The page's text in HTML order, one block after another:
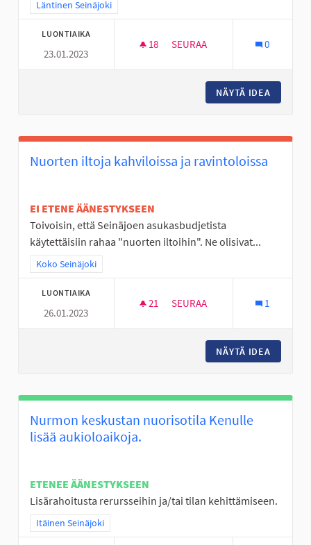
Rajaa tulokset teeman mukaan: Läntinen Seinäjoki
Läntinen Seinäjoki
LUONTIAIKA
23.01.2023
18 18 SEURAAJAA
SEURAA 0
NÄYTÄ IDEA
Nuorten iltoja kahviloissa ja ravintoloissa
EI ETENE ÄÄNESTYKSEEN
Toivoisin, että Seinäjoen asukasbudjetista
käytettäisiin rahaa "nuorten iltoihin". Ne olisivat...
Rajaa tulokset teeman mukaan: Koko Seinäjoki
Koko Seinäjoki
LUONTIAIKA
26.01.2023
21 21 SEURAAJAA
SEURAA 1
NÄYTÄ IDEA
Nurmon keskustan nuorisotila Kenulle
lisää aukioloaikoja.
ETENEE ÄÄNESTYKSEEN
Lisärahoitusta rerursseihin ja/tai tilan kehittämiseen.
Rajaa tulokset teeman mukaan: Itäinen Seinäjoki
Itäinen Seinäjoki